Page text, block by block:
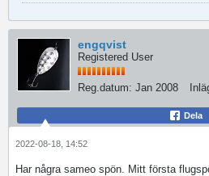
engqvist
Registered User
Reg.datum: Jan 2008
Dela
2022-08-18, 14:52
Har några sameo spön. Mitt första